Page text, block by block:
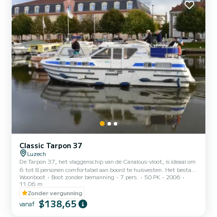
Classic Tarpon 37
Luzech
De Tarpon 37, het vlaggenschip van de Canalous-vloot, is ideaal om
6 tot 8 personen comfortabel aan boord te huisvesten. Het bestaat
uit 3 hutten: 1 voorkajuit met 1 tweepersoonsbed en 1
eenpersoonsbed, 1 bakboord achterkajuit met 1 tweepersoonsbed
en 1 stuurboord achterkajuit met 2 eenpersoonsstapelbedden. De
salon kan tevens worden omgebouwd tot een tweepersoonsbed.
Deze bewoonbare boot is uitgerust met een keukengedeelte,
Woonboot Boot zonder bemanning 7 pers. 50 PK
2006
11.06 m
Zonder vergunning
vanaf $138,65